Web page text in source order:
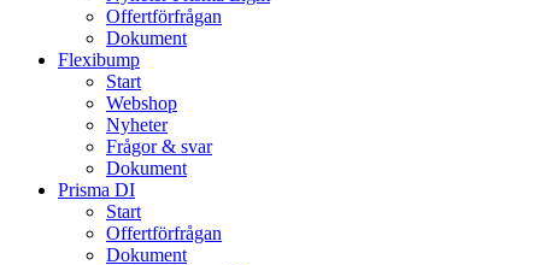
Offertförfrågan
Dokument
Flexibump
Start
Webshop
Nyheter
Frågor & svar
Dokument
Prisma DI
Start
Offertförfrågan
Dokument